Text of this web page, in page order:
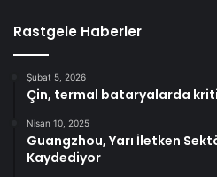
Rastgele Haberler
Şubat 5, 2026
Çin, termal bataryalarda
Nisan 10, 2025
Guangzhou, Yarı İletken
Kaydediyor